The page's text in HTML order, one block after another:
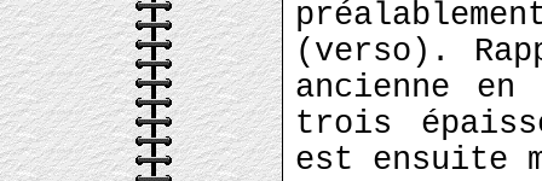
(verso).
ancienne en
trois
est ensuite